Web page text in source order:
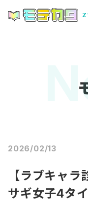
Z
2026/02/13
【ラブキャ
サギ女子4タ